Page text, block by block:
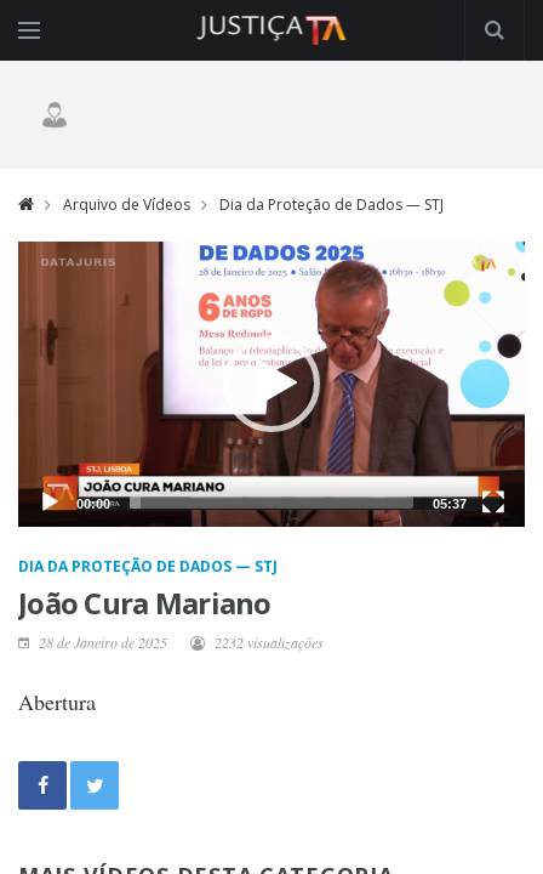
Arquivo de Vídeos Dia da Proteção de Dados — STJ
Video
00:00 05:37
DIA DA PROTEÇÃO DE DADOS — STJ
João Cura Mariano
28 de Janeiro de 2025 2232 visualizações
Abertura